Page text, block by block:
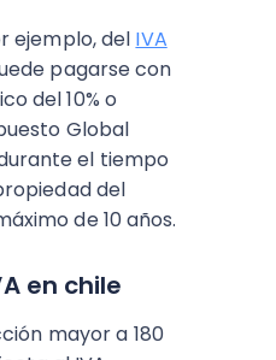
ejemplo, del IVA
pagarse con
del 10% o
Global
el tiempo
del
de 10 años.
en chile
mayor a 180